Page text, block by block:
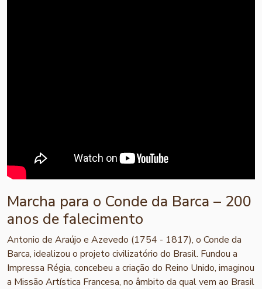
Marcha para o Conde da Barca – 200
anos de falecimento
Antonio de Araújo e Azevedo (1754 - 1817), o Conde da
Barca, idealizou o projeto civilizatório do Brasil. Fundou a
Impressa Régia, concebeu a criação do Reino Unido, imaginou
a Missão Artística Francesa, no âmbito da qual vem ao Brasil